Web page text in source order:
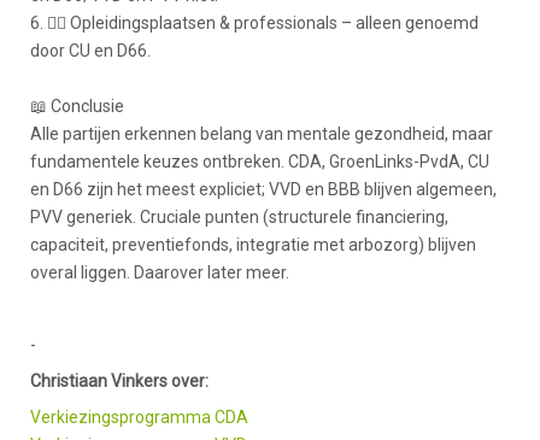
6. 👩‍⚕️ Opleidingsplaatsen & professionals – alleen genoemd
door CU en D66.
📖 Conclusie
Alle partijen erkennen belang van mentale gezondheid, maar
fundamentele keuzes ontbreken. CDA, GroenLinks-PvdA, CU
en D66 zijn het meest expliciet; VVD en BBB blijven algemeen,
PVV generiek. Cruciale punten (structurele financiering,
capaciteit, preventiefonds, integratie met arbozorg) blijven
overal liggen. Daarover later meer.
-
Christiaan Vinkers over:
Verkiezingsprogramma CDA